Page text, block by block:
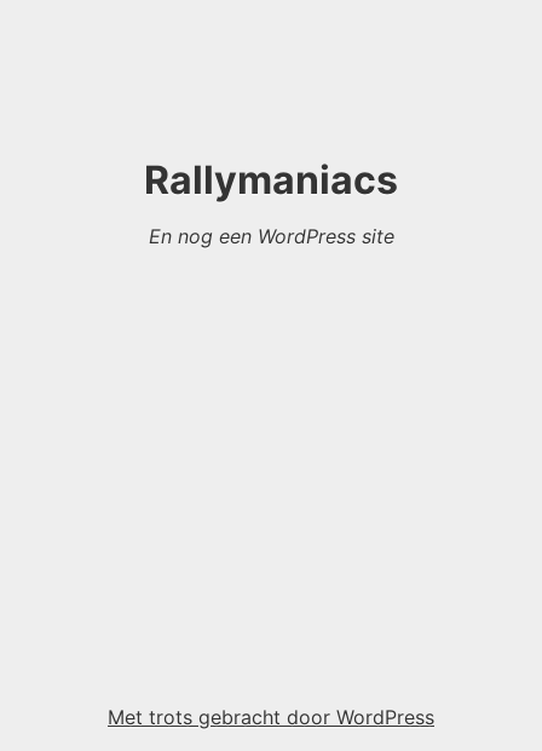
Rallymaniacs
En nog een WordPress site
Met trots gebracht door WordPress